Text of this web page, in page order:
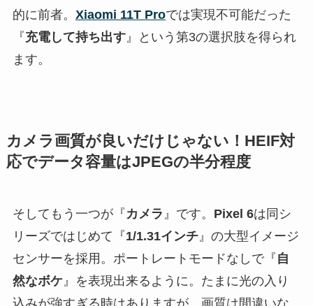
的に前者。 Xiaomi 11T Proでは実現不可能だった
『充電して持ち出す』という第3の選択肢を得られ
ます。
カメラ画質が良いだけじゃない！HEIF対
応でデータ容量はJPEGの半分程度
そしてもう一つが『 カメラ 』です。 Pixel 6は同シ
リーズではじめて『1/1.31インチ』の大型イメージ
センサーを採用。ポートレートモードなしで『 自
然なボケ』を表現出来るように。たまに光の入り
込みが強すぎる時はありますが、画質は間違いな